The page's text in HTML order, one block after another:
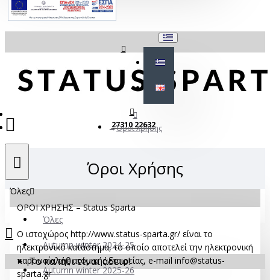
Σύνδεση
Εγγραφή
27310 22632
Όλες
Όλες
Autumn winter 2024-25
Autumn winter 2025-26
Το καλάθι είναι άδειο!
Όροι Χρήσης
Όροι Χρήσης
ΟΡΟΙ ΧΡΗΣΗΣ – Status Sparta
Ο ιστοχώρος http://www.status-sparta.gr/ είναι το
ηλεκτρονικό κατάστημα, το οποίο αποτελεί την ηλεκτρονική
παρουσία της ατομικής εταιρείας, e-mail info@status-
sparta.gr